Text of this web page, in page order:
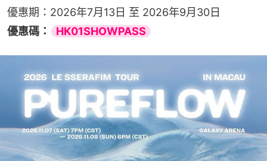
優惠期：2026年7月13日 至 2026年9月30日
優惠碼：
HK01SHOWPASS